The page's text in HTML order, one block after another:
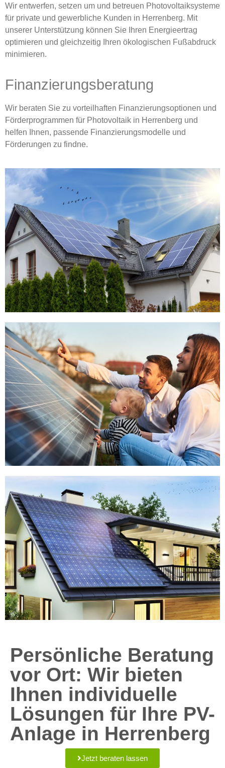
Wir entwerfen, setzen um und betreuen Photovoltaiksysteme
für private und gewerbliche Kunden in Herrenberg. Mit
unserer Unterstützung können Sie Ihren Energieertrag
optimieren und gleichzeitig Ihren ökologischen Fußabdruck
minimieren.
Finanzierungsberatung
Wir beraten Sie zu vorteilhaften Finanzierungsoptionen und
Förderprogrammen für Photovoltaik in Herrenberg und
helfen Ihnen, passende Finanzierungsmodelle und
Förderungen zu findne.
Persönliche Beratung
vor Ort: Wir bieten
Ihnen individuelle
Lösungen für Ihre PV-
Anlage in Herrenberg
Jetzt beraten lassen